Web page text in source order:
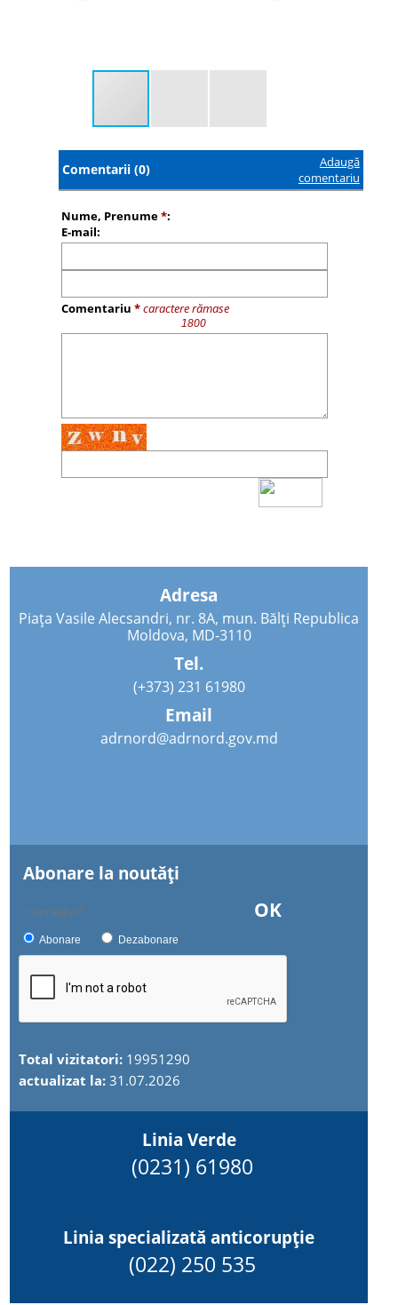
Comentarii (0)
Adaugă
comentariu
Nume, Prenume*:
E-mail:
Comentariu *caractere rămase
Adresa
Piața Vasile Alecsandri, nr. 8A, mun. Bălți Republica
Moldova, MD-3110
Tel.
(+373) 231 61980
Email
adrnord@adrnord.gov.md
Abonare la noutăţi
OK
Abonare Dezabonare
Total vizitatori: 19951290
actualizat la:31.07.2026
Linia Verde
(0231) 61980
Linia specializată anticorupție
(022) 250 535